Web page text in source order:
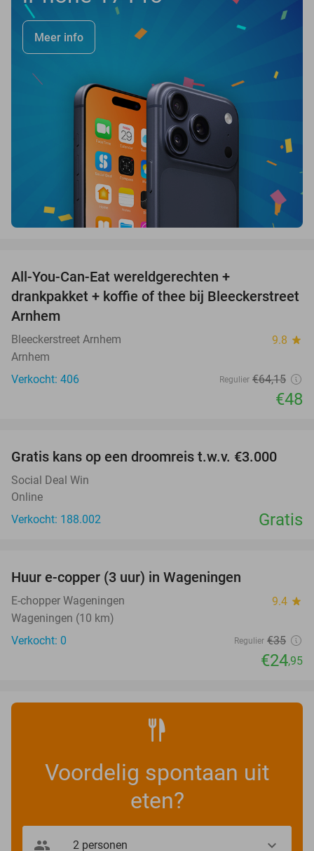
Meer info
All-You-Can-Eat wereldgerechten +
drankpakket + koffie of thee bij Bleeckerstreet
Arnhem
Bleeckerstreet Arnhem 9.8 star
Arnhem
Verkocht: 406
Regulier €64,15
€48
Gratis kans op een droomreis t.w.v. €3.000
Social Deal Win
Online
Verkocht: 188.002
Gratis
TODAY
Huur e-copper (3 uur) in Wageningen
E-chopper Wageningen 9.4 star
Wageningen (10 km)
Verkocht: 0
Regulier €35
€24,95
Voordelig spontaan uit
eten?